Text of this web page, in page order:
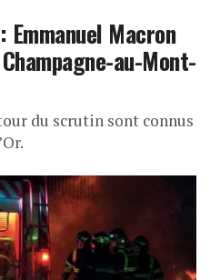
Macron
au-Mont-
du scrutin sont connus